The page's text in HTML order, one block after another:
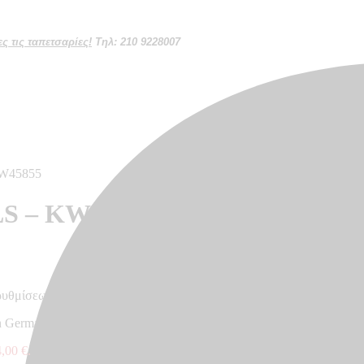
τις ταπετσαρίες! Τηλ: 210 9228007
– KW45855
κάθε οθόνης
Germany, 5,00 x 0,18 m
€.